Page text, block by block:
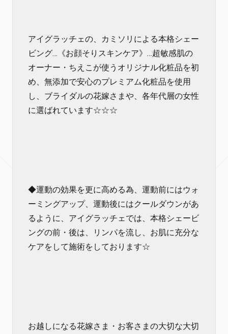
アイグラッチェの、カミソリによる本格シェー
ビング…《お顔そりスキンケア》…超敏感肌の
オーナー・ちえこが使うオリジナル化粧品を初
め、無添加で安心のプレミアム化粧品を使用
し、ブライダルの花嫁さまや、各年代層の女性
に選ばれています☆☆☆
◆運動の効果を更に高める為、運動前にはウォ
ーミングアップ、運動後にはクールダウンがあ
るように、アイグラッチェでは、本格シェービ
ングの前・後は、リンパを流し、お肌に充分な
ケアをして施術をしております☆
お越しになる花嫁さま・お客さまの大切な大切